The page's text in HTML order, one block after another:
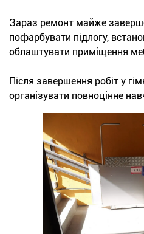
Зараз ремонт майже
пофарбувати підлогу,
облаштувати приміщення
Після завершення робіт у
організувати повноцінне